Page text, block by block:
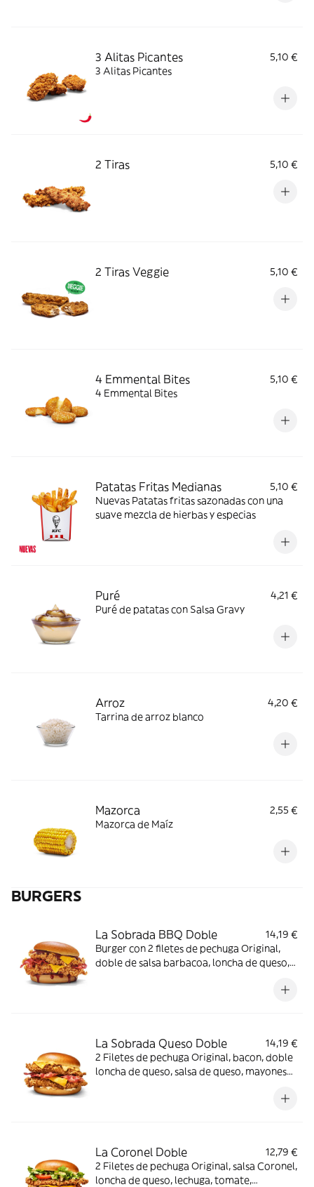
3 Alitas Picantes
5,10 €
3 Alitas Picantes
2 Tiras 5,10 €
2 Tiras Veggie 5,10 €
4 Emmental Bites
5,10 €
4 Emmental Bites
Patatas Fritas Medianas
5,10 €
Nuevas Patatas fritas sazonadas con una
suave mezcla de hierbas y especias
Puré
4,21 €
Puré de patatas con Salsa Gravy
Arroz
4,20 €
Tarrina de arroz blanco
Mazorca
2,55 €
Mazorca de Maíz
BURGERS
La Sobrada BBQ Doble
14,19 €
Burger con 2 filetes de pechuga Original,
doble de salsa barbacoa, loncha de queso,
La Sobrada Queso Doble
14,19 €
2 Filetes de pechuga Original, bacon, doble
loncha de queso, salsa de queso, mayonesa
La Coronel Doble
12,79 €
2 Filetes de pechuga Original, salsa Coronel,
loncha de queso, lechuga, tomate,